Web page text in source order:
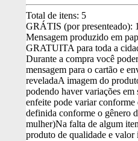
Total de itens: 5
GRÁTIS (por presenteado):
Mensagem produzido em
GRATUITA para toda a
Durante a compra você
mensagem para o cartão e
reveladaA imagem do
podendo haver variações em
enfeite pode variar conforme
definida conforme o gênero
mulher)Na falta de algum
produto de qualidade e valor